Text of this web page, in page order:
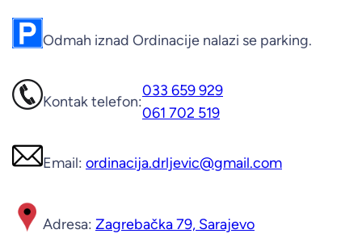
Odmah iznad Ordinacije nalazi se parking.
Kontak telefon:
033 659 929
061 702 519
Email: ordinacija.drljevic@gmail.com
Adresa: Zagrebačka 79, Sarajevo